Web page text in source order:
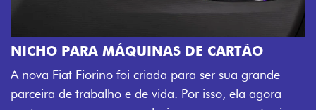
MÁQUINAS DE CARTÃO
foi criada para ser sua grande
e de vida. Por isso, ela agora
CHAVE COM
Agora, a chave
veículo também à
fechadura. São
mais fluidez para